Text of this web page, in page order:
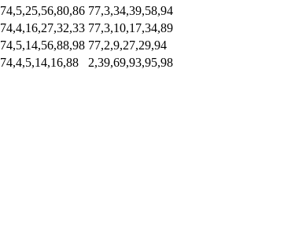
74,5,25,56,80,86 77,3,34,39,58,94
74,4,16,27,32,33 77,3,10,17,34,89
74,5,14,56,88,98 77,2,9,27,29,94
74,4,5,14,16,88
2,39,69,93,95,98